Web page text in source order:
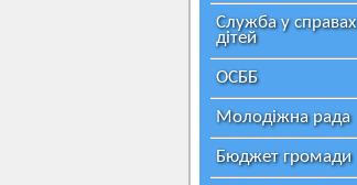
Служба у справах
дітей
ОСББ
Молодіжна рада
Бюджет громади